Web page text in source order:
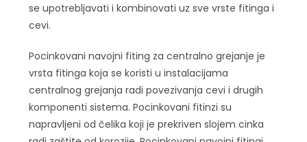
se upotrebljavati i kombinovati uz sve vrste fitinga i
cevi.
Pocinkovani navojni fiting za centralno grejanje je
vrsta fitinga koja se koristi u instalacijama
centralnog grejanja radi povezivanja cevi i drugih
komponenti sistema. Pocinkovani fitinzi su
napravljeni od čelika koji je prekriven slojem cinka